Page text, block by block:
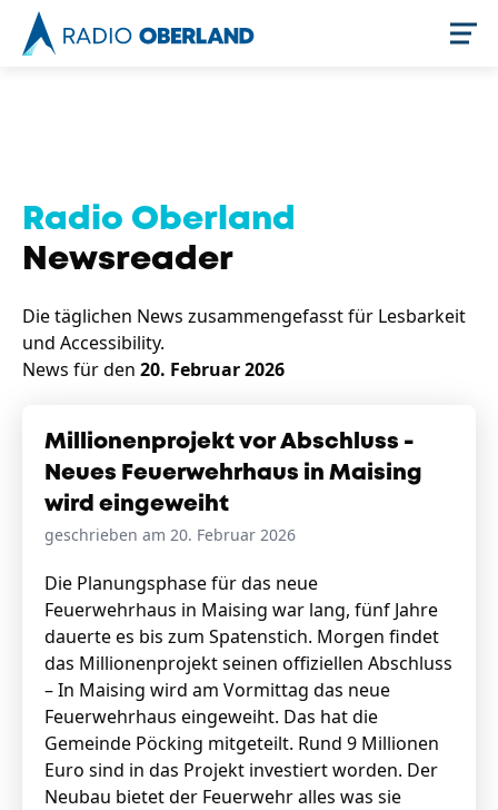
Newsreader
Stellenangebote
Das geheime Geräusch
Fotobox
Amphibienschutz
Team
Service
Handwerker
Radio Oberland
Newsreader
Die täglichen News zusammengefasst für Lesbarkeit
und Accessibility.
News für den 20. Februar 2026
Millionenprojekt vor Abschluss -
Neues Feuerwehrhaus in Maising
wird eingeweiht
geschrieben am 20. Februar 2026
Die Planungsphase für das neue
Feuerwehrhaus in Maising war lang, fünf Jahre
dauerte es bis zum Spatenstich. Morgen findet
das Millionenprojekt seinen offiziellen Abschluss
– In Maising wird am Vormittag das neue
Feuerwehrhaus eingeweiht. Das hat die
Gemeinde Pöcking mitgeteilt. Rund 9 Millionen
Euro sind in das Projekt investiert worden. Der
Neubau bietet der Feuerwehr alles was sie